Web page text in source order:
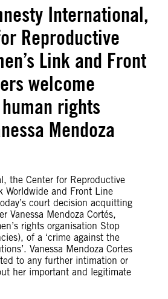
International,
Reproductive
Link and Front
welcome
rights
Mendoza
the Center for Reproductive
Worldwide and Front Line
court decision acquitting
Vanessa Mendoza Cortés,
rights organisation Stop
of a ‘crime against the
Vanessa Mendoza Cortes
to any further intimation or
her important and legitimate